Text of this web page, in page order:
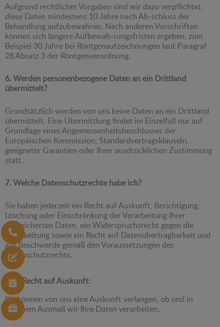
Aufgrund rechtlicher Vorgaben sind wir dazu verpflichtet,
diese Daten mindestens 10 Jahre nach Ab-schluss der
Behandlung aufzubewahren. Nach anderen Vorschriften
können sich längere Aufbewah-rungsfristen ergeben, zum
Beispiel 30 Jahre bei Röntgenaufzeichnungen laut Paragraf
28 Absatz 3 der Röntgenverordnung.
6. Werden personenbezogene Daten an ein Drittland
übermittelt?
Grundsätzlich werden von uns keine Daten an ein Drittland
übermittelt. Eine Übermittlung findet im Einzelfall nur auf
Grundlage eines Angemessenheitsbeschlusses der
Europäischen Kommission, Standardvertragsklauseln,
geeigneter Garantien oder Ihrer ausdrücklichen Zustimmung
statt.
7. Welche Datenschutzrechte habe ich?
Sie haben jederzeit ein Recht auf Auskunft, Berichtigung,
Löschung oder Einschränkung der Verarbeitung Ihrer
gespeicherten Daten, ein Widerspruchsrecht gegen die
Verarbeitung sowie ein Recht auf Datenübertragbarkeit und
auf Beschwerde gemäß den Voraussetzungen des
Datenschutzrechts.
Recht auf Auskunft:
Sie können von uns eine Auskunft verlangen, ob und in
welchem Ausmaß wir Ihre Daten verarbeiten.